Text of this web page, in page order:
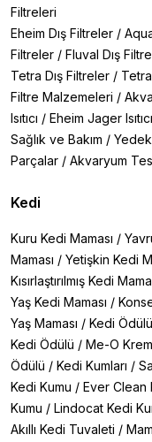
Filtreleri
Eheim Dış Filtreler /
Filtreler / Fluval Dış
Tetra Dış Filtreler / Tetra
Filtre Malzemeleri /
Isıtıcı / Eheim Jager Isıtıcı
Sağlık ve Bakım / Yedek
Parçalar / Akvaryum
Kedi
Kuru Kedi Maması /
Maması / Yetişkin Kedi
Kısırlaştırılmış Kedi
Yaş Kedi Maması /
Yaş Maması / Kedi Ödülü
Kedi Ödülü / Me-O
Ödülü / Kedi Kumları /
Kedi Kumu / Ever Clean
Kumu / Lindocat Kedi
Akıllı Kedi Tuvaleti /